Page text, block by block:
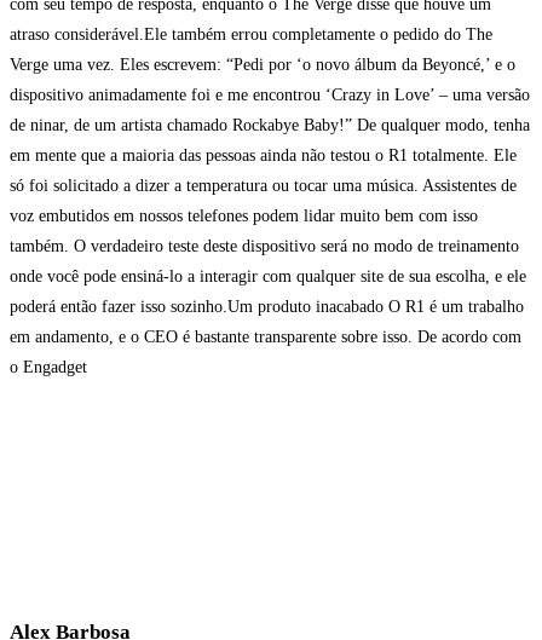
com seu tempo de resposta, enquanto o The Verge disse que houve um
atraso considerável.Ele também errou completamente o pedido do The
Verge uma vez. Eles escrevem: “Pedi por ‘o novo álbum da Beyoncé,’ e o
dispositivo animadamente foi e me encontrou ‘Crazy in Love’ – uma versão
de ninar, de um artista chamado Rockabye Baby!” De qualquer modo, tenha
em mente que a maioria das pessoas ainda não testou o R1 totalmente. Ele
só foi solicitado a dizer a temperatura ou tocar uma música. Assistentes de
voz embutidos em nossos telefones podem lidar muito bem com isso
também. O verdadeiro teste deste dispositivo será no modo de treinamento
onde você pode ensiná-lo a interagir com qualquer site de sua escolha, e ele
poderá então fazer isso sozinho.Um produto inacabado O R1 é um trabalho
em andamento, e o CEO é bastante transparente sobre isso. De acordo com
o Engadget
Alex Barbosa